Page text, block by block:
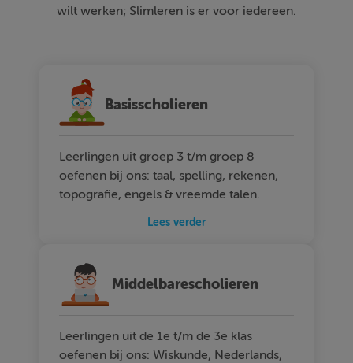
wilt werken; Slimleren is er voor iedereen.
Basisscholieren
Leerlingen uit groep 3 t/m groep 8
oefenen bij ons: taal, spelling, rekenen,
topografie, engels & vreemde talen.
Lees verder
Middelbarescholieren
Leerlingen uit de 1e t/m de 3e klas
oefenen bij ons: Wiskunde, Nederlands,